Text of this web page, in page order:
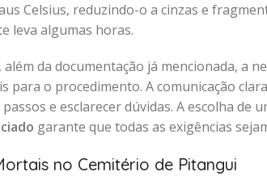
Celsius, reduzindo-o a cinzas e
leva algumas horas.
da documentação já mencionada, a
para o procedimento. A comunicação
e esclarecer dúvidas. A escolha de
garante que todas as exigências
no Cemitério de Pitangui